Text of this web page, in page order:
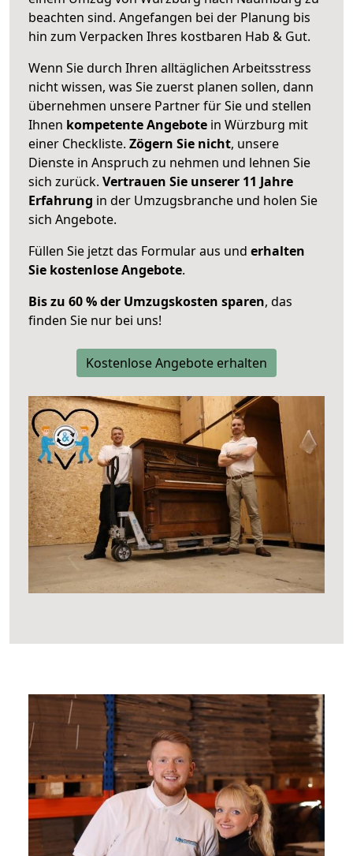
beachten sind. Angefangen bei der Planung bis
hin zum Verpacken Ihres kostbaren Hab & Gut.
Wenn Sie durch Ihren alltäglichen Arbeitsstress
nicht wissen, was Sie zuerst planen sollen, dann
übernehmen unsere Partner für Sie und stellen
Ihnen kompetente Angebote in Würzburg mit
einer Checkliste. Zögern Sie nicht, unsere
Dienste in Anspruch zu nehmen und lehnen Sie
sich zurück. Vertrauen Sie unserer 11 Jahre
Erfahrung in der Umzugsbranche und holen Sie
sich Angebote.
Füllen Sie jetzt das Formular aus und erhalten
Sie kostenlose Angebote.
Bis zu 60 % der Umzugskosten sparen, das
finden Sie nur bei uns!
Kostenlose Angebote erhalten